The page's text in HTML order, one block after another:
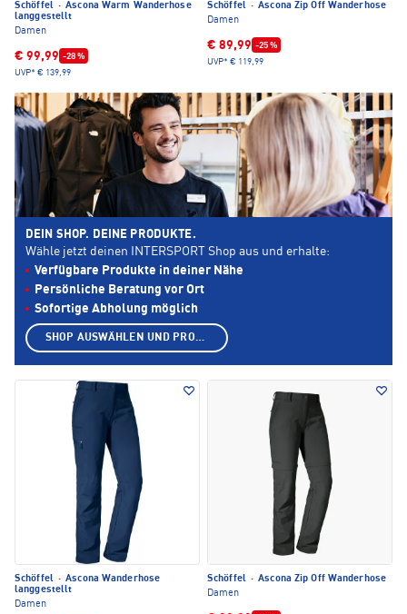
Schöffel · Ascona Warm Wanderhose
langgestellt
Damen
€ 99,99 -28 %
UVP* € 139,99
Schöffel · Ascona Zip Off Wanderhose
Damen
€ 89,99 -25 %
UVP* € 119,99
Schöffel · Ascona Wanderhose
langgestellt
Damen
Schöffel · Ascona Zip Off Wanderhose
Damen
DEIN SHOP. DEINE PRODUKTE.
Wähle jetzt deinen INTERSPORT Shop aus und erhalte:
Verfügbare Produkte in deiner Nähe
Persönliche Beratung vor Ort
Sofortige Abholung möglich
SHOP AUSWÄHLEN UND PRODUKTE ANZEIGEN